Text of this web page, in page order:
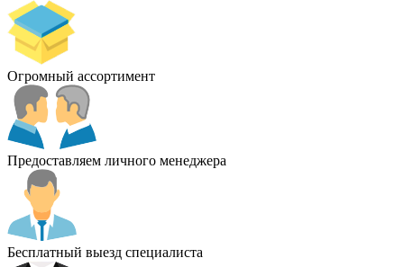
Огромный ассортимент
Предоставляем личного менеджера
Бесплатный выезд специалиста